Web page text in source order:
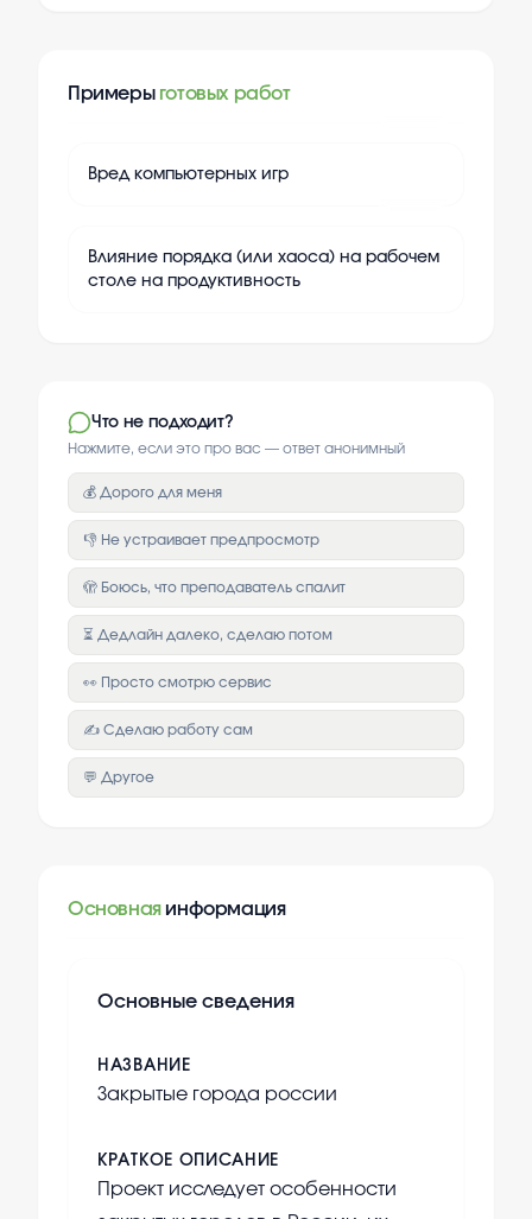
Примеры готовых работ
Вред компьютерных игр
Влияние порядка (или хаоса) на рабочем
столе на продуктивность
Что не подходит?
Нажмите, если это про вас — ответ анонимный
💰 Дорого для меня
👎 Не устраивает предпросмотр
🫣 Боюсь, что преподаватель спалит
⏳ Дедлайн далеко, сделаю потом
👀 Просто смотрю сервис
✍️ Сделаю работу сам
💬 Другое
Основная информация
Основные сведения
НАЗВАНИЕ
Закрытые города россии
КРАТКОЕ ОПИСАНИЕ
Проект исследует особенности